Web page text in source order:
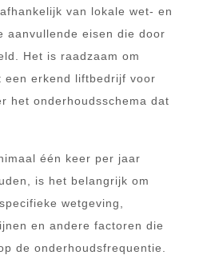
van lokale wet- en
aanvullende eisen die door
Het is raadzaam om
een erkend liftbedrijf voor
het onderhoudsschema dat
één keer per jaar
is het belangrijk om
wetgeving,
en andere factoren die
de onderhoudsfrequentie.